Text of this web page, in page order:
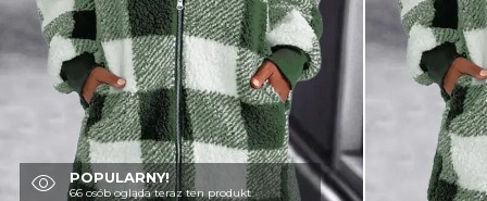
MODA PLAŻOWA
KURTKI I PŁASZCZE
POPULARNY!
66 osób ogląda teraz ten produkt